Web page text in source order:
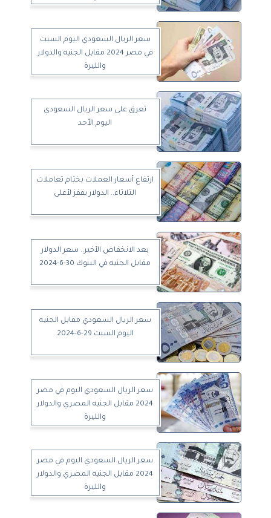
سعر الريال السعودي اليوم السبت
في مصر 2024 مقابل الجنيه والدولار
والليرة
تعرق على سعر الريال السعودي
اليوم الأحد
ارتفاع أسعار العملات بختام تعاملات
الثلاثاء.. الدولار يقفز لأعلى
بعد الانخفاض الآخير.. سعر الدولار
مقابل الجنيه في البنوك 30-6-2024
سعر الريال السعودي مقابل الجنيه
اليوم السبت 29-6-2024
سعر الريال السعودي اليوم في مصر
2024 مقابل الجنيه المصري والدولار
والليرة
سعر الريال السعودي اليوم في مصر
2024 مقابل الجنيه المصري والدولار
والليرة